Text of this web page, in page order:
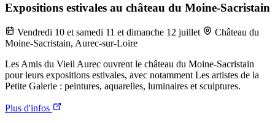
Expositions estivales au château du Moine-Sacristain
Vendredi 10 et samedi 11 et dimanche 12 juillet
Château du
Moine-Sacristain, Aurec-sur-Loire
Les Amis du Vieil Aurec ouvrent le château du Moine-Sacristain
pour leurs expositions estivales, avec notamment Les artistes de la
Petite Galerie : peintures, aquarelles, luminaires et sculptures.
Plus d'infos